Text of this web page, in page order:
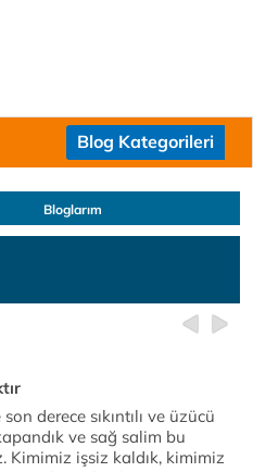
Blog Kategorileri
Bloglarım
derece sıkıntılı ve üzücü
ve sağ salim bu
Kimimiz işsiz kaldık, kimimiz